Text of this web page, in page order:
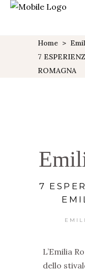
Home >
7
ROMAGNA
7
L’Emilia
dello